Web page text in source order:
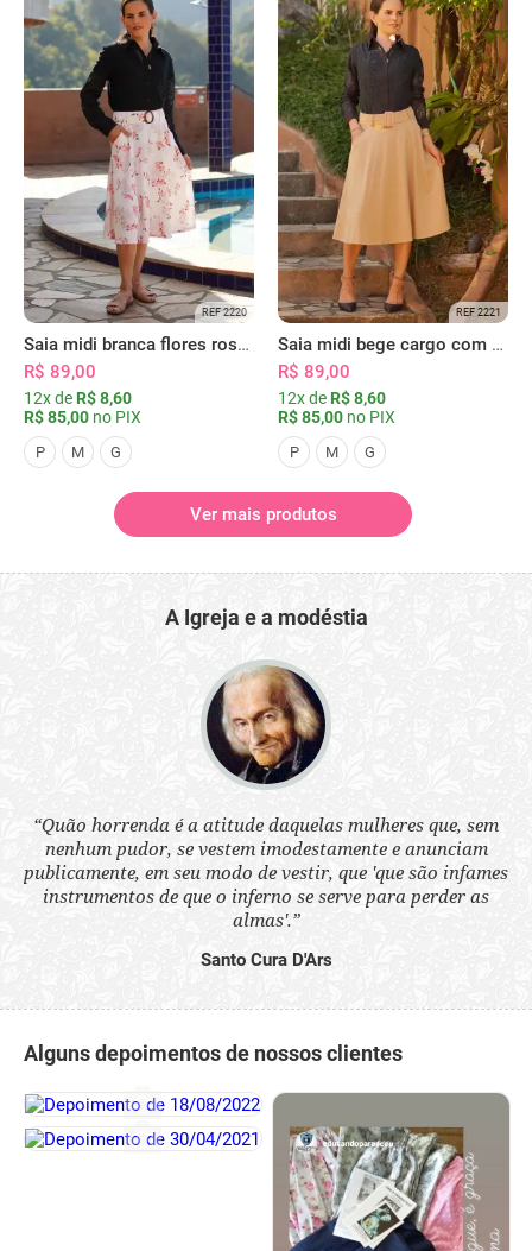
REF 2220
Saia midi branca flores rosas com bolsos
R$ 89,00
12x de R$ 8,60
R$ 85,00 no PIX
P M G
REF 2221
Saia midi bege cargo com bolsos
R$ 89,00
12x de R$ 8,60
R$ 85,00 no PIX
P M G
Ver mais produtos
A Igreja e a modéstia
“Quão horrenda é a atitude daquelas mulheres que, sem
nenhum pudor, se vestem imodestamente e anunciam
publicamente, em seu modo de vestir, que 'que são infames
instrumentos de que o inferno se serve para perder as
almas'.”
Santo Cura D'Ars
Alguns depoimentos de nossos clientes